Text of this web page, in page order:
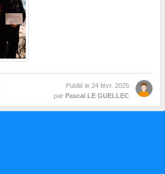
Publié le 24 févr. 2025
par Pascal LE GUELLEC